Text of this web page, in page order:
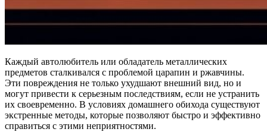
Каждый автолюбитель или обладатель металлических
предметов сталкивался с проблемой царапин и ржавчины.
Эти повреждения не только ухудшают внешний вид, но и
могут привести к серьезным последствиям, если не устранить
их своевременно. В условиях домашнего обихода существуют
экстренные методы, которые позволяют быстро и эффективно
справиться с этими неприятностями.